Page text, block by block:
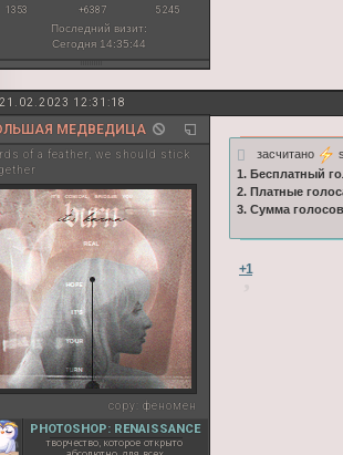
1353
+6387
5 245
Последний визит:
Сегодня 14:35:44
21.02.2023 12:31:18
МЕДВЕДИЦА
of a feather, we should stick
copy: феномен
PHOTOSHOP: RENAISSANCE
творчество, которое открыто
засчитано
1. Бесплатный
2. Платные
3. Сумма
+1